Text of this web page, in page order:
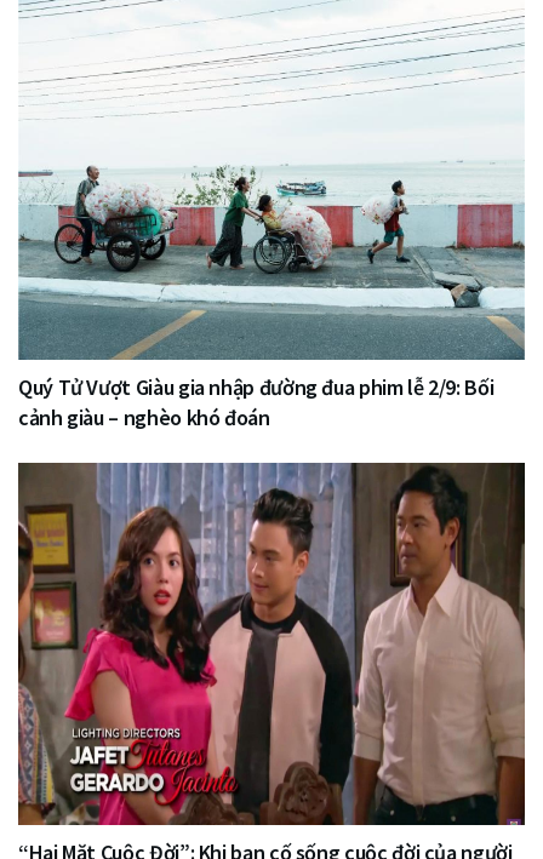
Quý Tử Vượt Giàu gia nhập đường đua phim lễ 2/9: Bối
cảnh giàu – nghèo khó đoán
“Hai Mặt Cuộc Đời”: Khi bạn cố sống cuộc đời của người